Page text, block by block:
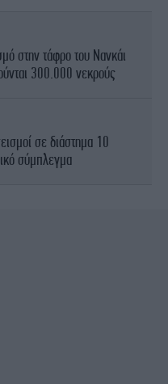
στην τάφρο του Νανκάι
300.000 νεκρούς
σε διάστημα 10
σύμπλεγμα